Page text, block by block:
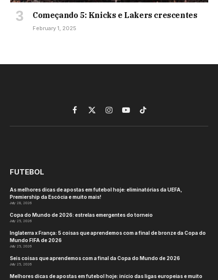
Começando 5: Knicks e Lakers crescentes
February 1, 2025
Facebook
X
(Twitter)
InstagramYouTubeTikTok
FUTEBOL
As melhores dicas de apostas em futebol hoje: eliminatórias da UEFA,
Premiership da Escócia e muito mais!
July 28, 2026
Copa do Mundo de 2026: estrelas emergentes do torneio
July 25, 2026
Inglaterra x França: 5 coisas que aprendemos com a final de bronze da Copa do
Mundo FIFA de 2026
July 25, 2026
Seis coisas que aprendemos com a final da Copa do Mundo de 2026
July 25, 2026
Melhores dicas de apostas em futebol hoje: início das ligas europeias e muito